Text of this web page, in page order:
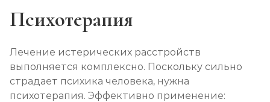
Психотерапия
Лечение истерических расстройств
выполняется комплексно. Поскольку сильно
страдает психика человека, нужна
психотерапия. Эффективно применение: